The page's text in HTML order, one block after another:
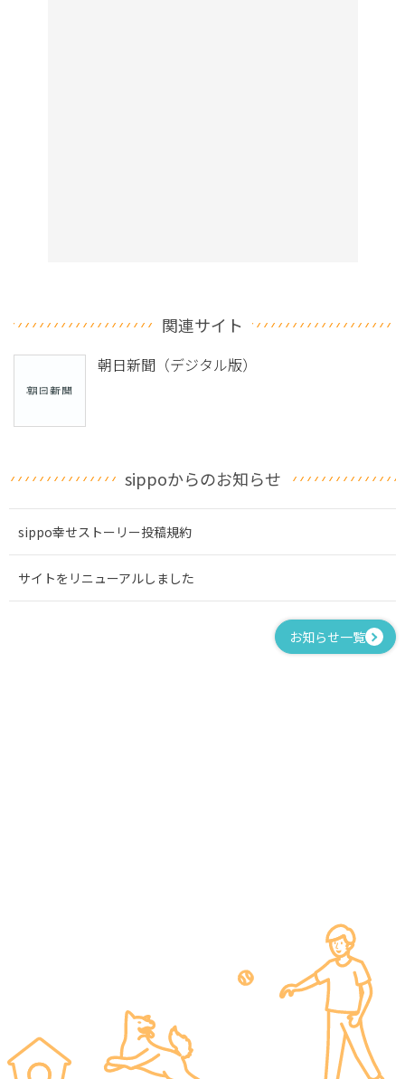
関連サイト
朝日新聞（デジタル版）
sippoからのお知らせ
sippo幸せストーリー投稿規約
サイトをリニューアルしました
お知らせ一覧